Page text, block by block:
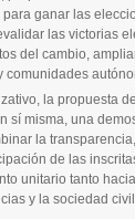
ganar las
las victorias
del cambio,
comunidades
la propuesta
sí misma, una
la
de las
unitario tanto
y la sociedad civil.